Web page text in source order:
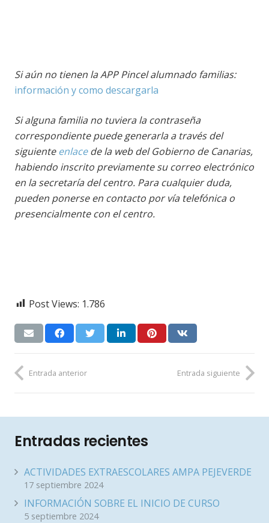
Si aún no tienen la APP Pincel alumnado familias:
información y como descargarla
Si alguna familia no tuviera la contraseña
correspondiente puede generarla a través del
siguienteenlacede la web del Gobierno de Canarias,
habiendo inscrito previamente su correo electrónico
en la secretaría del centro. Para cualquier duda,
pueden ponerse en contacto por vía telefónica o
presencialmente con el centro.
Post Views: 1.786
Entrada anterior Entrada siguiente
Entradas recientes
ACTIVIDADES EXTRAESCOLARES AMPA PEJEVERDE
17 septiembre 2024
INFORMACIÓN SOBRE EL INICIO DE CURSO
5 septiembre 2024